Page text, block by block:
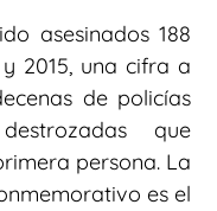
asesinados 188
2015, una cifra a
de policías
que
persona. La
es el